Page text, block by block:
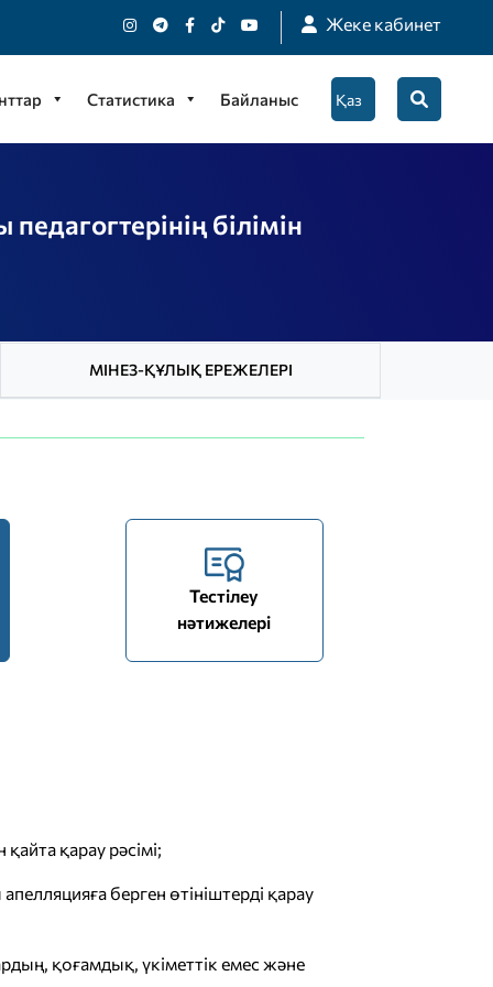
Жеке кабинет
Статистика Байланыс
білімін
МІНЕЗ-ҚҰЛЫҚ ЕРЕЖЕЛЕРІ
Тестілеу
нәтижелері
қарау рәсімі;
берген өтініштерді қарау
қоғамдық, үкіметтік емес және